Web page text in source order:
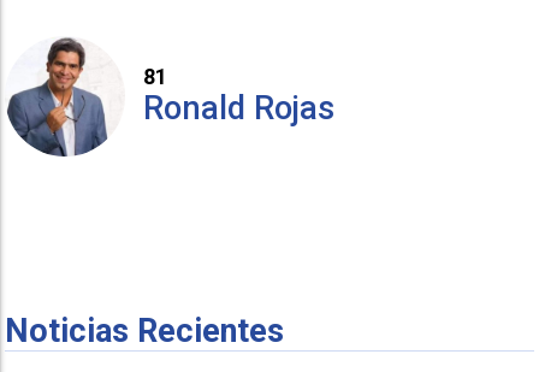
81
Ronald Rojas
Noticias Recientes